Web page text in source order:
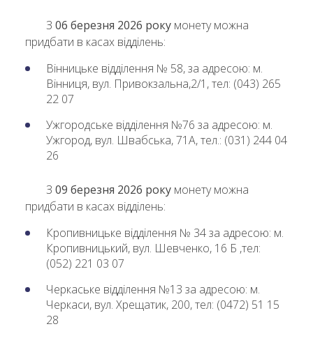
З 06 березня 2026 року монету можна
придбати в касах відділень:
Вінницьке відділення № 58, за адресою: м.
Вінниця, вул. Привокзальна,2/1, тел: (043) 265
22 07
Ужгородське відділення №76 за адресою: м.
Ужгород, вул. Швабська, 71А, тел.: (031) 244 04
26
З 09 березня 2026 року монету можна
придбати в касах відділень:
Кропивницьке відділення № 34 за адресою: м.
Кропивницький, вул. Шевченко, 16 Б ,тел:
(052) 221 03 07
Черкаське відділення №13 за адресою: м.
Черкаси, вул. Хрещатик, 200, тел: (0472) 51 15
28